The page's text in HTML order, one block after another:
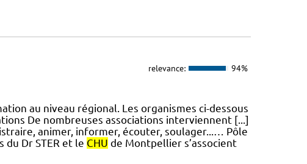
relevance: 94%
au niveau régional. Les organismes ci-dessous
De nombreuses associations interviennent [...]
animer, informer, écouter, soulager...… Pôle
du Dr STER et le CHU de Montpellier s’associent